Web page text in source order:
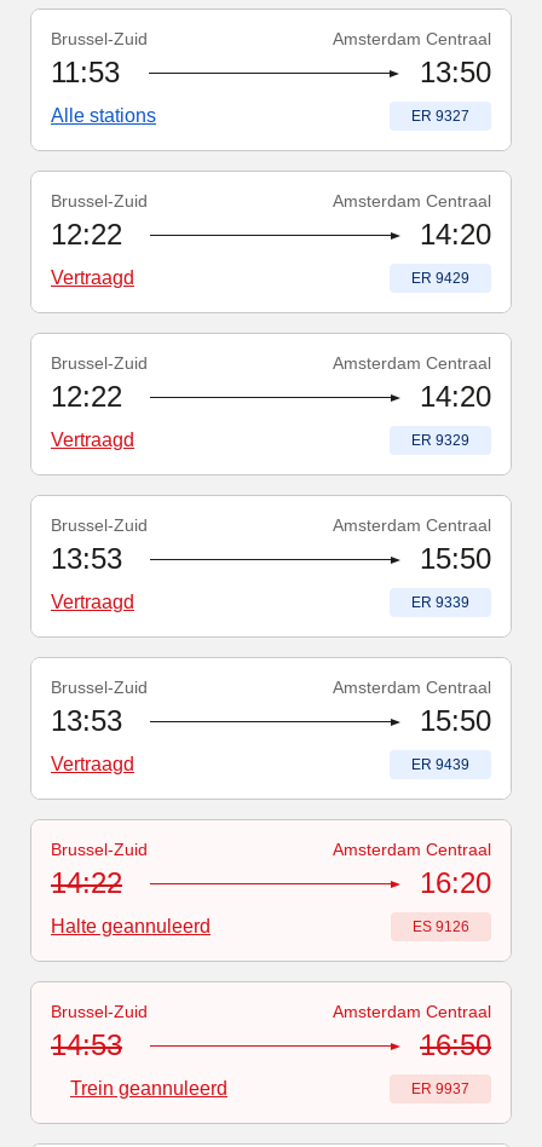
Treinnummer:
ER 9327
Brussel-Zuid Amsterdam Centraal
11:53 13:50
Alle stations Treinnummer
ER 9327
Treinnummer:
ER 9429-Vertraagd
Brussel-Zuid Amsterdam Centraal
12:22 14:20
Vertraagd Treinnummer
ER 9429
Treinnummer:
ER 9329-Vertraagd
Brussel-Zuid Amsterdam Centraal
12:22 14:20
Vertraagd Treinnummer
ER 9329
Treinnummer:
ER 9339-Vertraagd
Brussel-Zuid Amsterdam Centraal
13:53 15:50
Vertraagd Treinnummer
ER 9339
Treinnummer:
ER 9439-Vertraagd
Brussel-Zuid Amsterdam Centraal
13:53 15:50
Vertraagd Treinnummer
ER 9439
Treinnummer:
ES 9126-Vertraagd
Brussel-Zuid Amsterdam Centraal
14:22 16:20
Halte geannuleerd Treinnummer
ES 9126
Treinnummer:
ER 9937-Trein geannuleerd
Brussel-Zuid Amsterdam Centraal
14:53 16:50
Trein geannuleerd Treinnummer
ER 9937